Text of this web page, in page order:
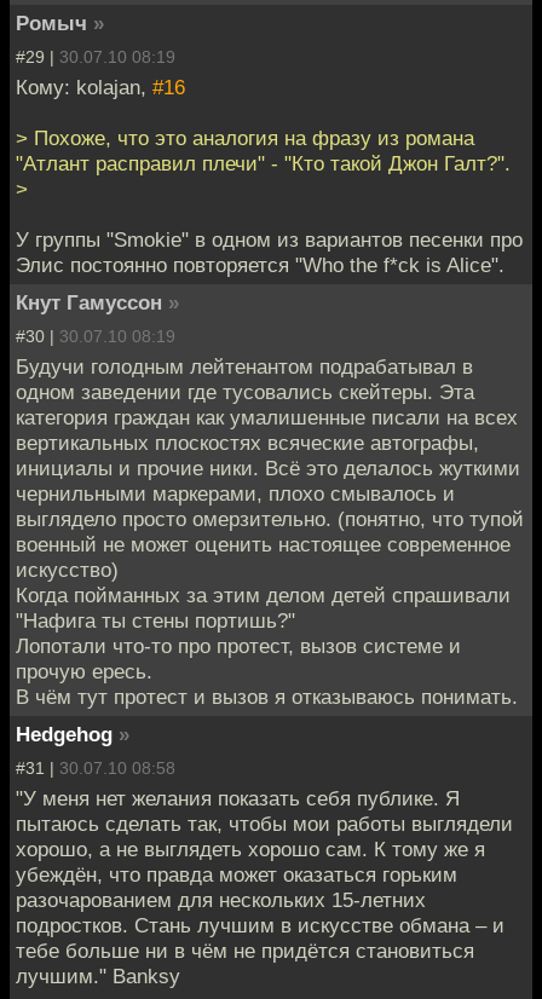
Ромыч »
#29 | 30.07.10 08:19
Кому: kolajan, #16
> Похоже, что это аналогия на фразу из романа
"Атлант расправил плечи" - "Кто такой Джон Галт?".
>
У группы "Smokie" в одном из вариантов песенки про
Элис постоянно повторяется "Who the f*ck is Alice".
Кнут Гамуссон »
#30 | 30.07.10 08:19
Будучи голодным лейтенантом подрабатывал в
одном заведении где тусовались скейтеры. Эта
категория граждан как умалишенные писали на всех
вертикальных плоскостях всяческие автографы,
инициалы и прочие ники. Всё это делалось жуткими
чернильными маркерами, плохо смывалось и
выглядело просто омерзительно. (понятно, что тупой
военный не может оценить настоящее современное
искусство)
Когда пойманных за этим делом детей спрашивали
"Нафига ты стены портишь?"
Лопотали что-то про протест, вызов системе и
прочую ересь.
В чём тут протест и вызов я отказываюсь понимать.
Hedgehog »
#31 | 30.07.10 08:58
"У меня нет желания показать себя публике. Я
пытаюсь сделать так, чтобы мои работы выглядели
хорошо, а не выглядеть хорошо сам. К тому же я
убеждён, что правда может оказаться горьким
разочарованием для нескольких 15-летних
подростков. Стань лучшим в искусстве обмана – и
тебе больше ни в чём не придётся становиться
лучшим." Вanksy